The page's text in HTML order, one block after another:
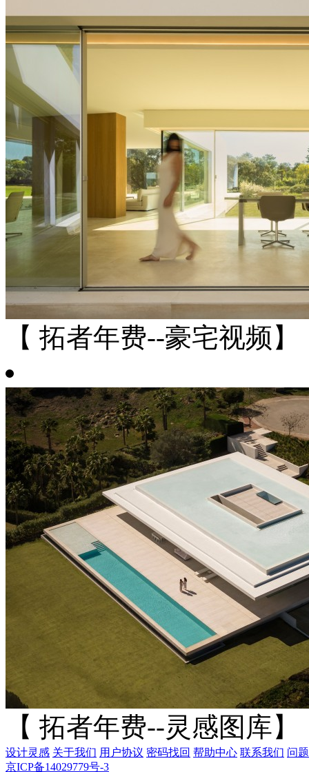
【 拓者年费--豪宅视频】
【 拓者年费--灵感图库】
设计灵感 关于我们 用户协议 密码找回 帮助中心 联系我们 问
京ICP备14029779号-3